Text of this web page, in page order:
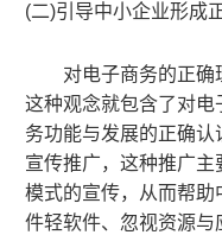
(二)引导中小企业形成
对电子商务的正确
这种观念就包含了对电
务功能与发展的正确
宣传推广， 这种推广主
模式的宣传， 从而帮助
件轻软件、忽视资源与